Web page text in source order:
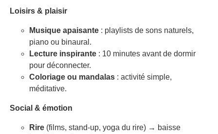
Loisirs & plaisir
Musique apaisante : playlists de sons naturels,
piano ou binaural.
Lecture inspirante : 10 minutes avant de dormir
pour déconnecter.
Coloriage ou mandalas : activité simple,
méditative.
Social & émotion
Rire (films, stand-up, yoga du rire) → baisse